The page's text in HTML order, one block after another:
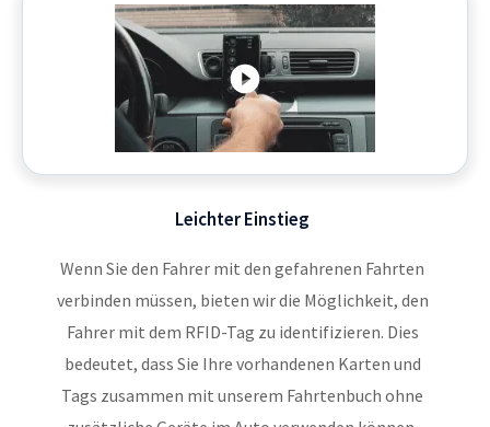
Leichter Einstieg
Wenn Sie den Fahrer mit den gefahrenen Fahrten
verbinden müssen, bieten wir die Möglichkeit, den
Fahrer mit dem RFID-Tag zu identifizieren. Dies
bedeutet, dass Sie Ihre vorhandenen Karten und
Tags zusammen mit unserem Fahrtenbuch ohne